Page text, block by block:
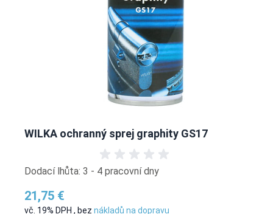
WILKA ochranný sprej graphity GS17
Dodací lhůta: 3 - 4 pracovní dny
21,75 €
vč. 19% DPH , bez nákladů na dopravu